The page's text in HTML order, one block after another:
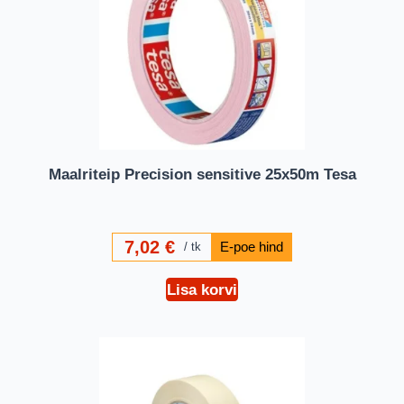
Maalriteip Precision sensitive 25x50m Tesa
7,02€ tk
Lisa korvi